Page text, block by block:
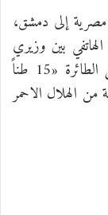
إلى دمشق،
بين وزيري
خارجية البلدين. ووفق الخارجية المصرية، تحمل الطائرة «15 طناً
من الهلال الاحمر